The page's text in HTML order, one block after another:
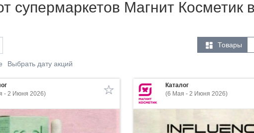
супермаркетов Магнит Косметик в
 Товары
Выбрать дату акций
- 2 Июня 2026)
Каталог
(6 Мая - 2 Июня 2026)